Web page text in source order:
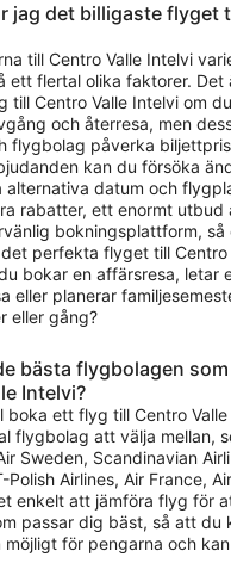
jag det billigaste flyget
till Centro Valle Intelvi
ett flertal olika faktorer. Det
till Centro Valle Intelvi om
och återresa, men
flygbolag påverka
kan du försöka
datum och
rabatter, ett enormt utbud
bokningsplattform,
perfekta flyget till Centro
bokar en affärsresa, letar
eller planerar
eller gång?
bästa flygbolagen
Intelvi?
ett flyg till Centro
flygbolag att välja mellan,
Sweden, Scandinavian
Polish Airlines, Air France,
enkelt att jämföra flyg för
passar dig bäst, så att du
möjligt för pengarna och